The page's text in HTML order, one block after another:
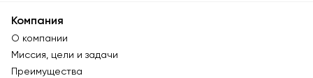
Компания
О компании
Миссия, цели и задачи
Преимущества